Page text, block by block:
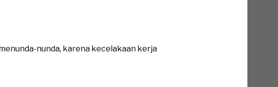
nunda, karena kecelakaan kerja